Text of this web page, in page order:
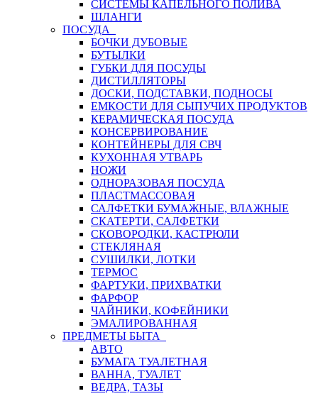
СИСТЕМЫ КАПЕЛЬНОГО ПОЛИВА
ШЛАНГИ
ПОСУДА
БОЧКИ ДУБОВЫЕ
БУТЫЛКИ
ГУБКИ ДЛЯ ПОСУДЫ
ДИСТИЛЛЯТОРЫ
ДОСКИ, ПОДСТАВКИ, ПОДНОСЫ
ЕМКОСТИ ДЛЯ СЫПУЧИХ ПРОДУКТОВ
КЕРАМИЧЕСКАЯ ПОСУДА
КОНСЕРВИРОВАНИЕ
КОНТЕЙНЕРЫ ДЛЯ СВЧ
КУХОННАЯ УТВАРЬ
НОЖИ
ОДНОРАЗОВАЯ ПОСУДА
ПЛАСТМАССОВАЯ
САЛФЕТКИ БУМАЖНЫЕ, ВЛАЖНЫЕ
СКАТЕРТИ, САЛФЕТКИ
СКОВОРОДКИ, КАСТРЮЛИ
СТЕКЛЯНАЯ
СУШИЛКИ, ЛОТКИ
ТЕРМОС
ФАРТУКИ, ПРИХВАТКИ
ФАРФОР
ЧАЙНИКИ, КОФЕЙНИКИ
ЭМАЛИРОВАННАЯ
ПРЕДМЕТЫ БЫТА
АВТО
БУМАГА ТУАЛЕТНАЯ
ВАННА, ТУАЛЕТ
ВЕДРА, ТАЗЫ